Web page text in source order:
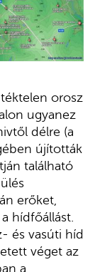
orosz
ugyanez
délre (a
újították
található
erőket,
hídfőállást.
és vasúti híd
véget az
a